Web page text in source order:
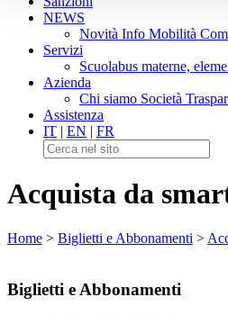
NEWS
Novità Info Mobilità
Servizi
Scuolabus materne,
Azienda
Chi siamo Società
Assistenza
IT | EN | FR
Acquista da
Home > Biglietti e Abbonamenti >
Biglietti e Abbonamenti